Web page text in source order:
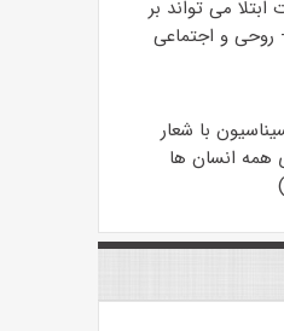
می تواند بر
و اجتماعی
با شعار
همه انسان ها